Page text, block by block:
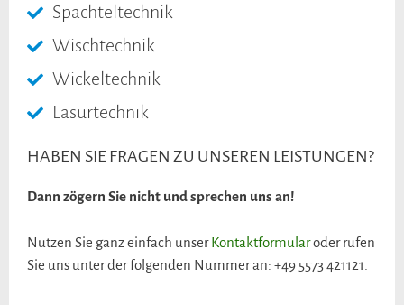
Spachteltechnik
Wischtechnik
Wickeltechnik
Lasurtechnik
HABEN SIE FRAGEN ZU UNSEREN LEISTUNGEN?
Dann zögern Sie nicht und sprechen uns an!
Nutzen Sie ganz einfach unserKontaktformularoder rufen
Sie uns unter der folgenden Nummer an: +49 5573 421121.